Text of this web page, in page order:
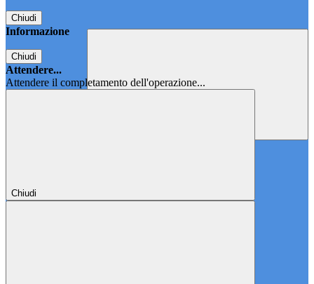
Chiudi
Informazione
Chiudi
Attendere...
Attendere il completamento dell'operazione...
Chiudi